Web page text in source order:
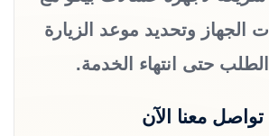
الجهاز وتحديد موعد الزيارة
الطلب حتى انتهاء الخدمة.
تواصل معنا الآن